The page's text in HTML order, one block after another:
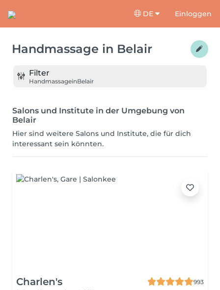
DE Einloggen
Handmassage in Belair
Filter
HandmassageinBelair
Salons und Institute in der Umgebung von
Belair
Hier sind weitere Salons und Institute, die für dich
interessant sein könnten.
Charlen's
993